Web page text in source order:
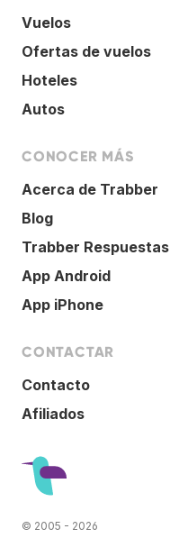
Vuelos
Ofertas de vuelos
Hoteles
Autos
CONOCER MÁS
Acerca de Trabber
Blog
Trabber Respuestas
App Android
App iPhone
CONTACTAR
Contacto
Afiliados
© 2005 - 2026